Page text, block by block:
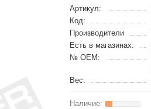
Артикул:
Код:
Производители
Есть в магазинах:
№ OEM:
Вес: